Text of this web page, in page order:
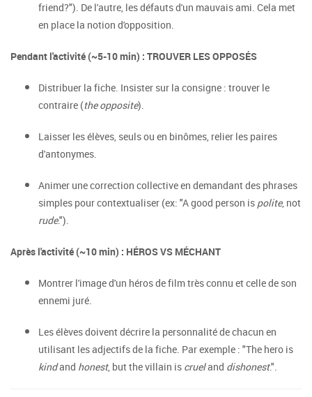
friend?"). De l'autre, les défauts d'un mauvais ami. Cela met
en place la notion d'opposition.
Pendant l'activité (~5-10 min) : TROUVER LES OPPOSÉS
Distribuer la fiche. Insister sur la consigne : trouver le
contraire (the opposite).
Laisser les élèves, seuls ou en binômes, relier les paires
d'antonymes.
Animer une correction collective en demandant des phrases
simples pour contextualiser (ex: "A good person is polite, not
rude.").
Après l'activité (~10 min) : HÉROS VS MÉCHANT
Montrer l'image d'un héros de film très connu et celle de son
ennemi juré.
Les élèves doivent décrire la personnalité de chacun en
utilisant les adjectifs de la fiche. Par exemple : "The hero is
kindand honest, but the villain is crueland dishonest.".